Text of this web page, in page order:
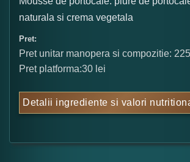
naturala si crema vegetala
Pret:
Pret unitar manopera si compozitie:
Pret platforma:30 lei
Detalii ingrediente si valori